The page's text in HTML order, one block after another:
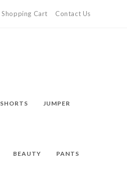
Shopping Cart Contact Us
SHORTS JUMPER
BEAUTY PANTS